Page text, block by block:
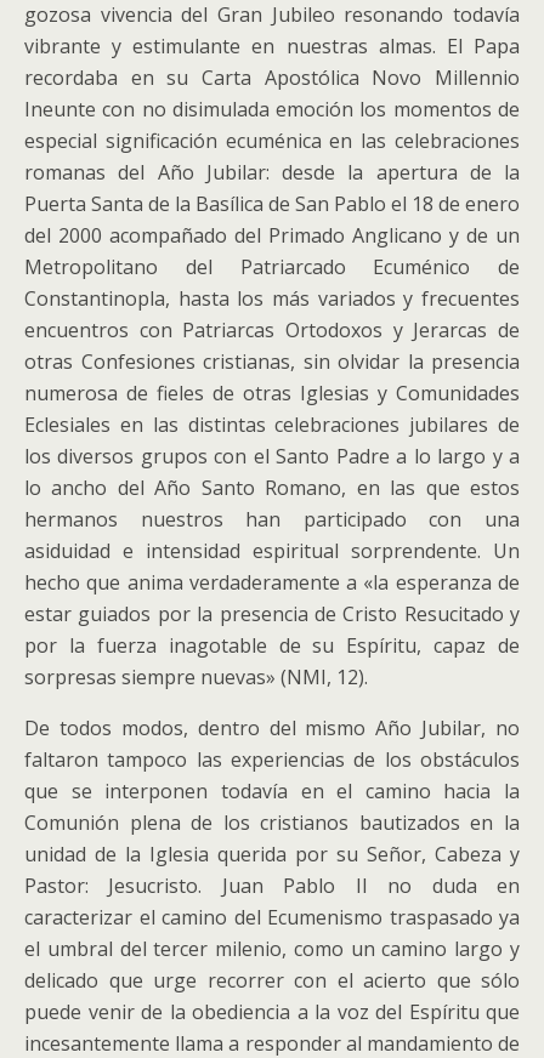
gozosa vivencia del Gran Jubileo resonando todavía
vibrante y estimulante en nuestras almas. El Papa
recordaba en su Carta Apostólica Novo Millennio
Ineunte con no disimulada emoción los momentos de
especial significación ecuménica en las celebraciones
romanas del Año Jubilar: desde la apertura de la
Puerta Santa de la Basílica de San Pablo el 18 de enero
del 2000 acompañado del Primado Anglicano y de un
Metropolitano del Patriarcado Ecuménico de
Constantinopla, hasta los más variados y frecuentes
encuentros con Patriarcas Ortodoxos y Jerarcas de
otras Confesiones cristianas, sin olvidar la presencia
numerosa de fieles de otras Iglesias y Comunidades
Eclesiales en las distintas celebraciones jubilares de
los diversos grupos con el Santo Padre a lo largo y a
lo ancho del Año Santo Romano, en las que estos
hermanos nuestros han participado con una
asiduidad e intensidad espiritual sorprendente. Un
hecho que anima verdaderamente a «la esperanza de
estar guiados por la presencia de Cristo Resucitado y
por la fuerza inagotable de su Espíritu, capaz de
sorpresas siempre nuevas» (NMI, 12).
De todos modos, dentro del mismo Año Jubilar, no
faltaron tampoco las experiencias de los obstáculos
que se interponen todavía en el camino hacia la
Comunión plena de los cristianos bautizados en la
unidad de la Iglesia querida por su Señor, Cabeza y
Pastor: Jesucristo. Juan Pablo II no duda en
caracterizar el camino del Ecumenismo traspasado ya
el umbral del tercer milenio, como un camino largo y
delicado que urge recorrer con el acierto que sólo
puede venir de la obediencia a la voz del Espíritu que
incesantemente llama a responder al mandamiento de